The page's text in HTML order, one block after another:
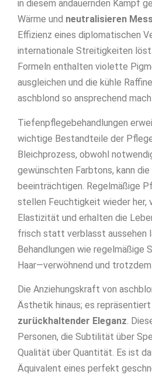
in diesem andauernden Kampf
Wärme und neutralisieren
Effizienz eines diplomatischen
internationale Streitigkeiten
Formeln enthalten violette
ausgleichen und die kühle
aschblond so ansprechend
Tiefenpflegebehandlungen
wichtige Bestandteile der
Bleichprozess, obwohl
gewünschten Farbtons, kann die
beeinträchtigen. Regelmäßige
stellen Feuchtigkeit wieder her,
Elastizität und erhalten die
frisch statt verblasst aussehen
Behandlungen wie regelmäßige
Haar—verwöhnend und
Die Anziehungskraft von
Ästhetik hinaus; es repräsentiert
zurückhaltender Eleganz.
Personen, die Subtilität über
Qualität über Quantität. Es ist
Äquivalent eines perfekt